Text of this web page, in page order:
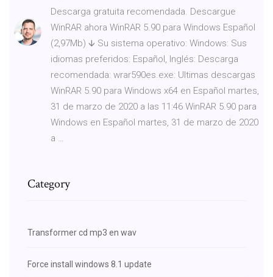
Descarga gratuita recomendada. Descargue
WinRAR ahora WinRAR 5.90 para Windows Español
(2,97Mb) 🡫 Su sistema operativo: Windows: Sus
idiomas preferidos: Español, Inglés: Descarga
recomendada: wrar590es.exe: Ultimas descargas
WinRAR 5.90 para Windows x64 en Español martes,
31 de marzo de 2020 a las 11:46 WinRAR 5.90 para
Windows en Español martes, 31 de marzo de 2020
a …
Category
Transformer cd mp3 en wav
Force install windows 8.1 update